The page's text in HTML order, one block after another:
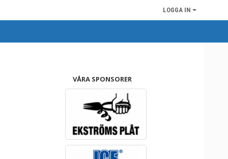
LOGGA IN
VÅRA SPONSORER